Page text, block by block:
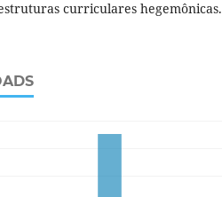
curriculares hegemônicas.